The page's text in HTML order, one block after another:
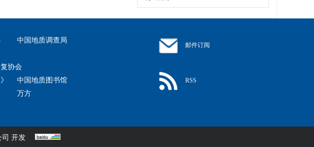
中国地质调查局
协会
中国地质图书馆
万方
邮件订阅
RSS
开发